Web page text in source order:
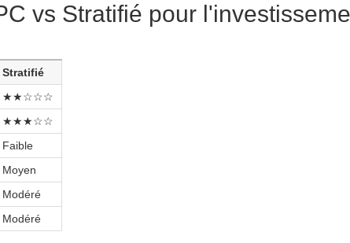
vs Stratifié pour
Stratifié
★★☆☆☆
★★★☆☆
Faible
Moyen
Modéré
Modéré